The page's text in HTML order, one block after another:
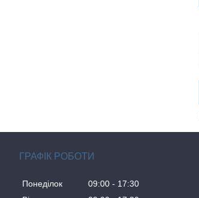
ГРАФІК РОБОТИ
Понеділок 09:00
17:30